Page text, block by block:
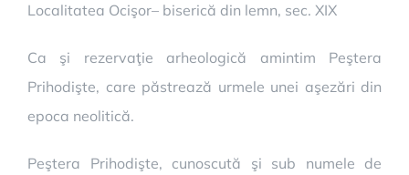
Localitatea Ocişor– biserică din lemn, sec. XIX
Ca şi rezervaţie arheologică amintim Peştera
Prihodişte, care păstrează urmele unei aşezări din
epoca neolitică.
Peştera Prihodişte, cunoscută şi sub numele de